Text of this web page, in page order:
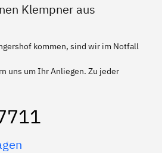
Klempner aus
kommen, sind wir im Notfall
uns um Ihr Anliegen. Zu jeder